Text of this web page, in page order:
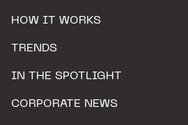
HOW IT WORKS
TRENDS
IN THE SPOTLIGHT
CORPORATE NEWS